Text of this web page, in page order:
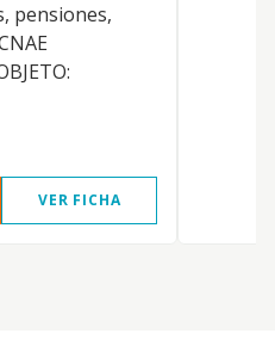
pensiones,
VER FICHA